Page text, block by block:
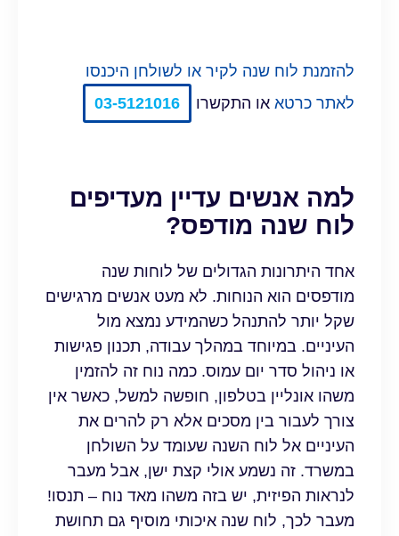
להזמנת לוח שנה לקיר או לשולחן היכנסו
לאתר כרטא או התקשרו 03-5121016
למה אנשים עדיין מעדיפים
לוח שנה מודפס?
אחד היתרונות הגדולים של לוחות שנה
מודפסים הוא הנוחות. לא מעט אנשים מרגישים
שקל יותר להתנהל כשהמידע נמצא מול
העיניים. במיוחד במהלך עבודה, תכנון פגישות
או ניהול סדר יום עמוס. כמה נוח זה להזמין
משהו אונליין בטלפון, חופשה למשל, כאשר אין
צורך לעבור בין מסכים אלא רק להרים את
העיניים אל לוח השנה שעומד על השולחן
במשרד. זה נשמע אולי קצת ישן, אבל מעבר
לנראות הפיזית, יש בזה משהו מאד נוח – תנסו!
מעבר לכך, לוח שנה איכותי מוסיף גם תחושת